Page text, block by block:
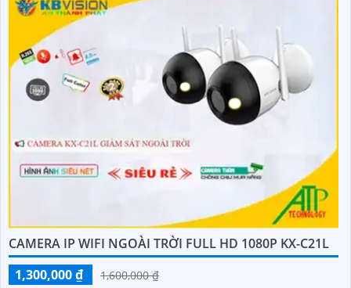
CAMERA IP WIFI NGOÀI TRỜI FULL HD 1080P KX-C21L
1,300,000 ₫
1,600,000 ₫